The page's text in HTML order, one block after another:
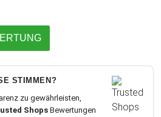
STIMMEN?
zu gewährleisten,
Shops Bewertungen